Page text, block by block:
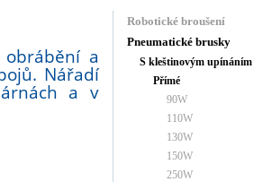
a
Nářadí
a v
Robotické broušení
Pneumatické brusky
S kleštinovým upínáním
Přímé
90W
110W
130W
150W
250W